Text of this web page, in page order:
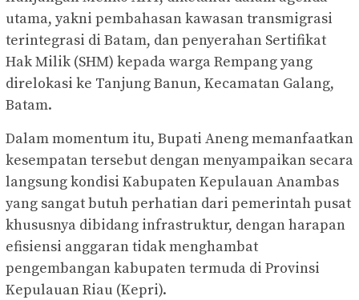
utama, yakni pembahasan kawasan transmigrasi
terintegrasi di Batam, dan penyerahan Sertifikat
Hak Milik (SHM) kepada warga Rempang yang
direlokasi ke Tanjung Banun, Kecamatan Galang,
Batam.
Dalam momentum itu, Bupati Aneng memanfaatkan
kesempatan tersebut dengan menyampaikan secara
langsung kondisi Kabupaten Kepulauan Anambas
yang sangat butuh perhatian dari pemerintah pusat
khususnya dibidang infrastruktur, dengan harapan
efisiensi anggaran tidak menghambat
pengembangan kabupaten termuda di Provinsi
Kepulauan Riau (Kepri).